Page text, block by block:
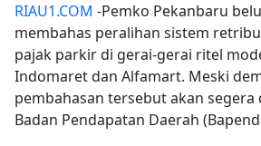
RIAU1.COM -Pemko Pekanbaru
membahas peralihan sistem
pajak parkir di gerai-gerai ritel
Indomaret dan Alfamart. Meski
pembahasan tersebut akan
Badan Pendapatan Daerah